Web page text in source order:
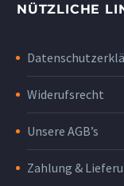
NÜTZLICHE
Widerufsrecht
Unsere AGB’s
Zahlung &